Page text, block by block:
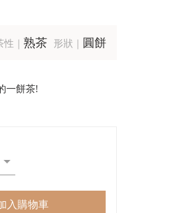
性｜熟茶 形狀｜ 圓餅
一餅茶!
入購物車